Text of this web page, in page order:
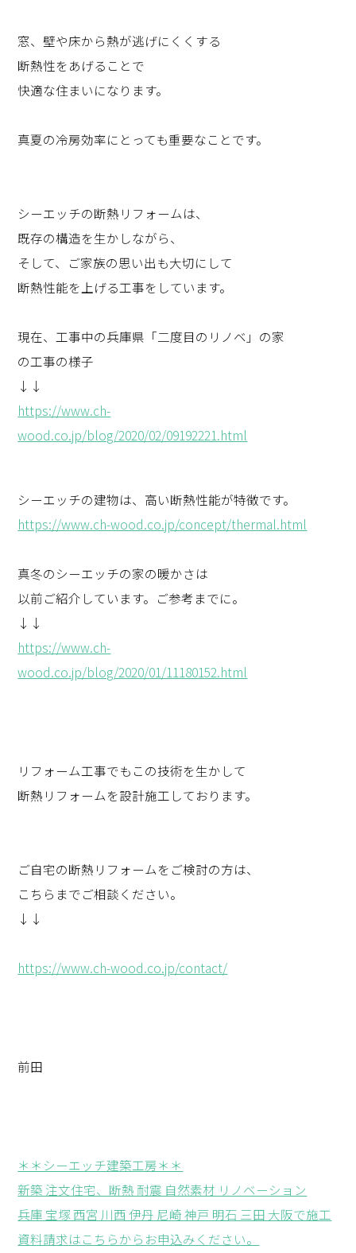
窓、壁や床から熱が逃げにくくする
断熱性をあげることで
快適な住まいになります。
真夏の冷房効率にとっても重要なことです。
シーエッチの断熱リフォームは、
既存の構造を生かしながら、
そして、ご家族の思い出も大切にして
断熱性能を上げる工事をしています。
現在、工事中の兵庫県「二度目のリノベ」の家
の工事の様子
↓↓
https://www.ch-
wood.co.jp/blog/2020/02/09192221.html
シーエッチの建物は、高い断熱性能が特徴です。
https://www.ch-wood.co.jp/concept/thermal.html
真冬のシーエッチの家の暖かさは
以前ご紹介しています。ご参考までに。
↓↓
https://www.ch-
wood.co.jp/blog/2020/01/11180152.html
リフォーム工事でもこの技術を生かして
断熱リフォームを設計施工しております。
ご自宅の断熱リフォームをご検討の方は、
こちらまでご相談ください。
↓↓
https://www.ch-wood.co.jp/contact/
前田
＊＊シーエッチ建築工房＊＊
新築 注文住宅、断熱 耐震 自然素材 リノベーション
兵庫 宝塚 西宮 川西 伊丹 尼崎 神戸 明石 三田 大阪で施工
資料請求はこちらからお申込みください。